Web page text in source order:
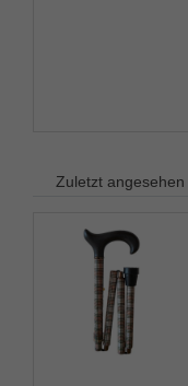
Zuletzt angesehen